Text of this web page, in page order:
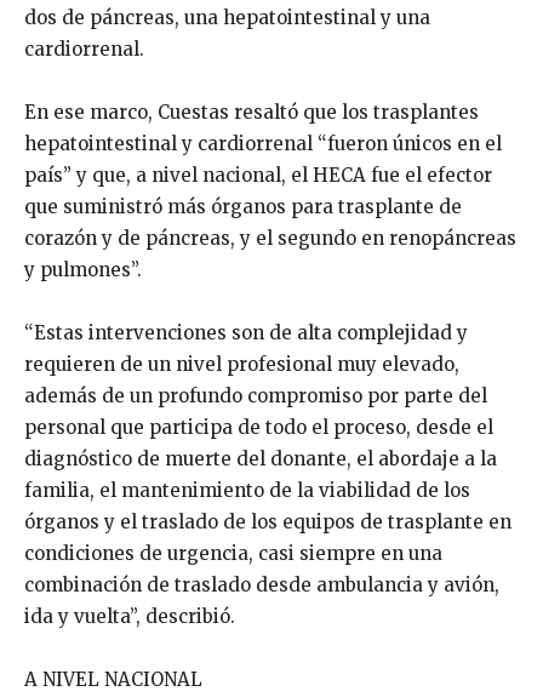
dos de páncreas, una hepatointestinal y una
cardiorrenal.
En ese marco, Cuestas resaltó que los trasplantes
hepatointestinal y cardiorrenal “fueron únicos en el
país” y que, a nivel nacional, el HECA fue el efector
que suministró más órganos para trasplante de
corazón y de páncreas, y el segundo en renopáncreas
y pulmones”.
“Estas intervenciones son de alta complejidad y
requieren de un nivel profesional muy elevado,
además de un profundo compromiso por parte del
personal que participa de todo el proceso, desde el
diagnóstico de muerte del donante, el abordaje a la
familia, el mantenimiento de la viabilidad de los
órganos y el traslado de los equipos de trasplante en
condiciones de urgencia, casi siempre en una
combinación de traslado desde ambulancia y avión,
ida y vuelta”, describió.
A NIVEL NACIONAL